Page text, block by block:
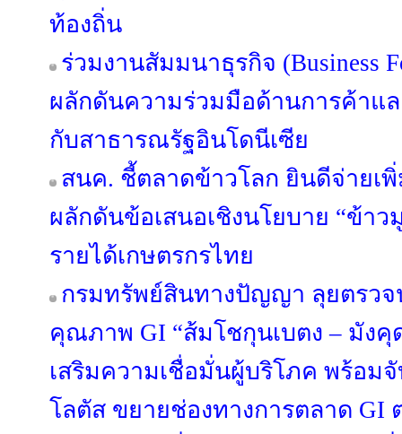
ท้องถิ่น
ร่วมงานสัมมนาธุรกิจ (Business
ผลักดันความร่วมมือด้านการค้าแ
กับสาธารณรัฐอินโดนีเซีย
สนค. ชี้ตลาดข้าวโลก ยินดีจ่ายเ
ผลักดันข้อเสนอเชิงนโยบาย “ข้าว
รายได้เกษตรกรไทย
กรมทรัพย์สินทางปัญญา ลุยตรวจ
คุณภาพ GI “ส้มโชกุนเบตง – มังคุ
เสริมความเชื่อมั่นผู้บริโภค พร้อม
โลตัส ขยายช่องทางการตลาด GI